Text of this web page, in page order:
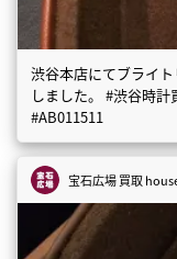
渋谷本店にてブライ
しました。 #渋谷時
#AB011511
宝石広場 買取